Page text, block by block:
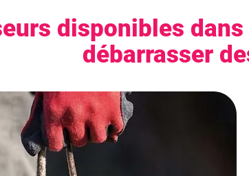
disponibles
débarrasser